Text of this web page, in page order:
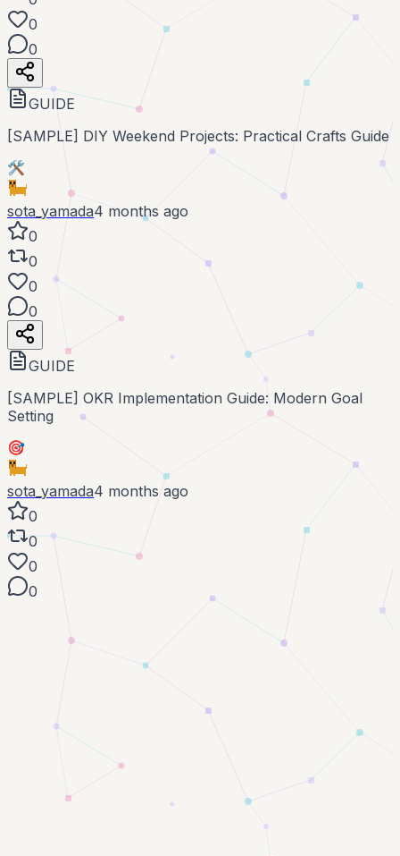
0
0
GUIDE
[SAMPLE] DIY Weekend Projects: Practical Crafts Guide
🛠️
sota_yamada4 months ago
0
0
0
0
GUIDE
[SAMPLE] OKR Implementation Guide: Modern Goal
Setting
🎯
sota_yamada4 months ago
0
0
0
0